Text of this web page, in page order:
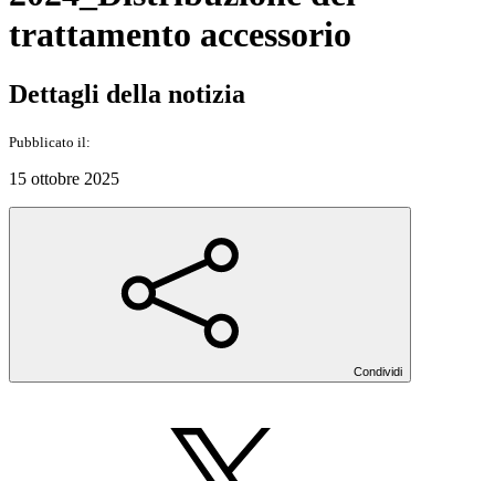
trattamento accessorio
Dettagli della notizia
Pubblicato il:
15 ottobre 2025
Condividi